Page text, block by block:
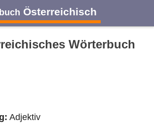
Österreichisch
M N
Wörterbuch
Adjektiv